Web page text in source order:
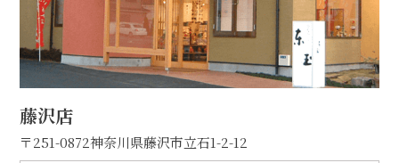
藤沢店
〒251-0872神奈川県藤沢市立石1-2-12